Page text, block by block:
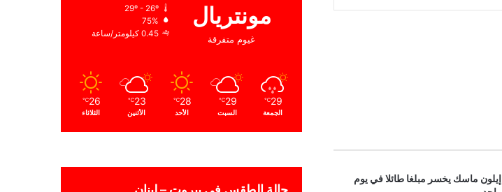
إيلون ماسك يخسر مبلغا طائلا في يوم
مونتريال
غيوم متفرقة
29º - 26º
75%
0.45 كيلومتر/ساعة
29
℃
الجمعة
29
℃
السبت
28
℃
الأحد
23
℃
الأثنين
26
℃
الثلاثاء